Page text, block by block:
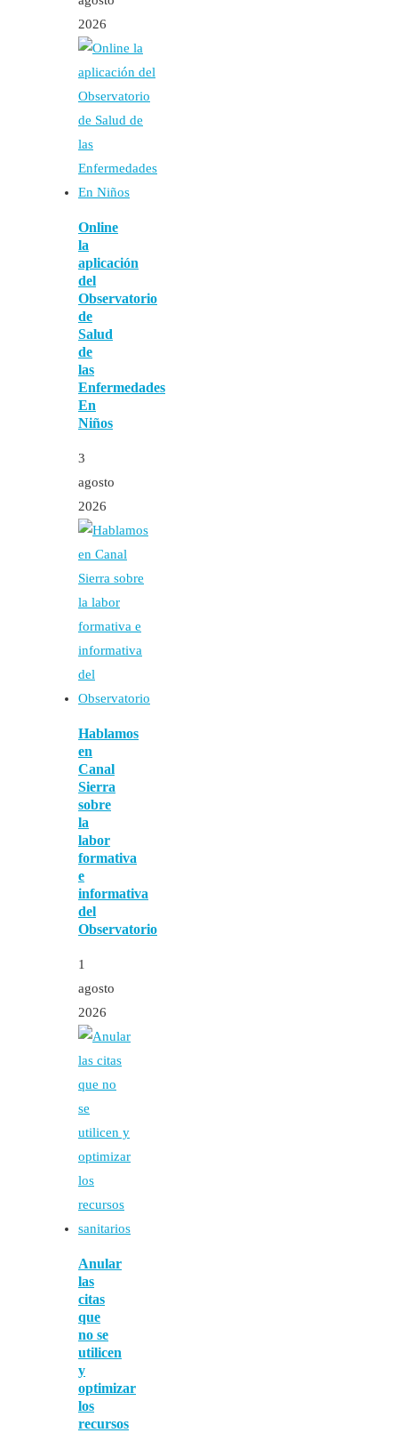
2026
Online
la
aplicación
del
Observatorio
de
Salud
de
las
Enfermedades
En
Niños
3
agosto
2026
Hablamos
en
Canal
Sierra
sobre
la
labor
formativa
e
informativa
del
Observatorio
1
agosto
2026
Anular
las
citas
que
no se
utilicen
y
optimizar
los
recursos